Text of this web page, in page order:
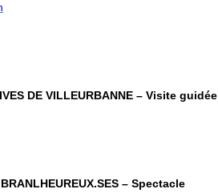
DE VILLEURBANNE – Visite guidée
– Spectacle